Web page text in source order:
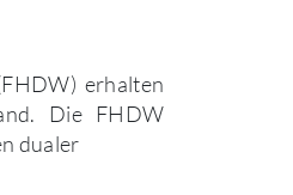
erhalten
Die FHDW
dualer